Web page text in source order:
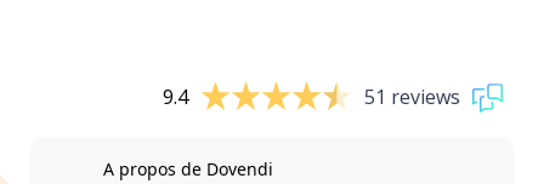
9.4 51 reviews
A propos de Dovendi